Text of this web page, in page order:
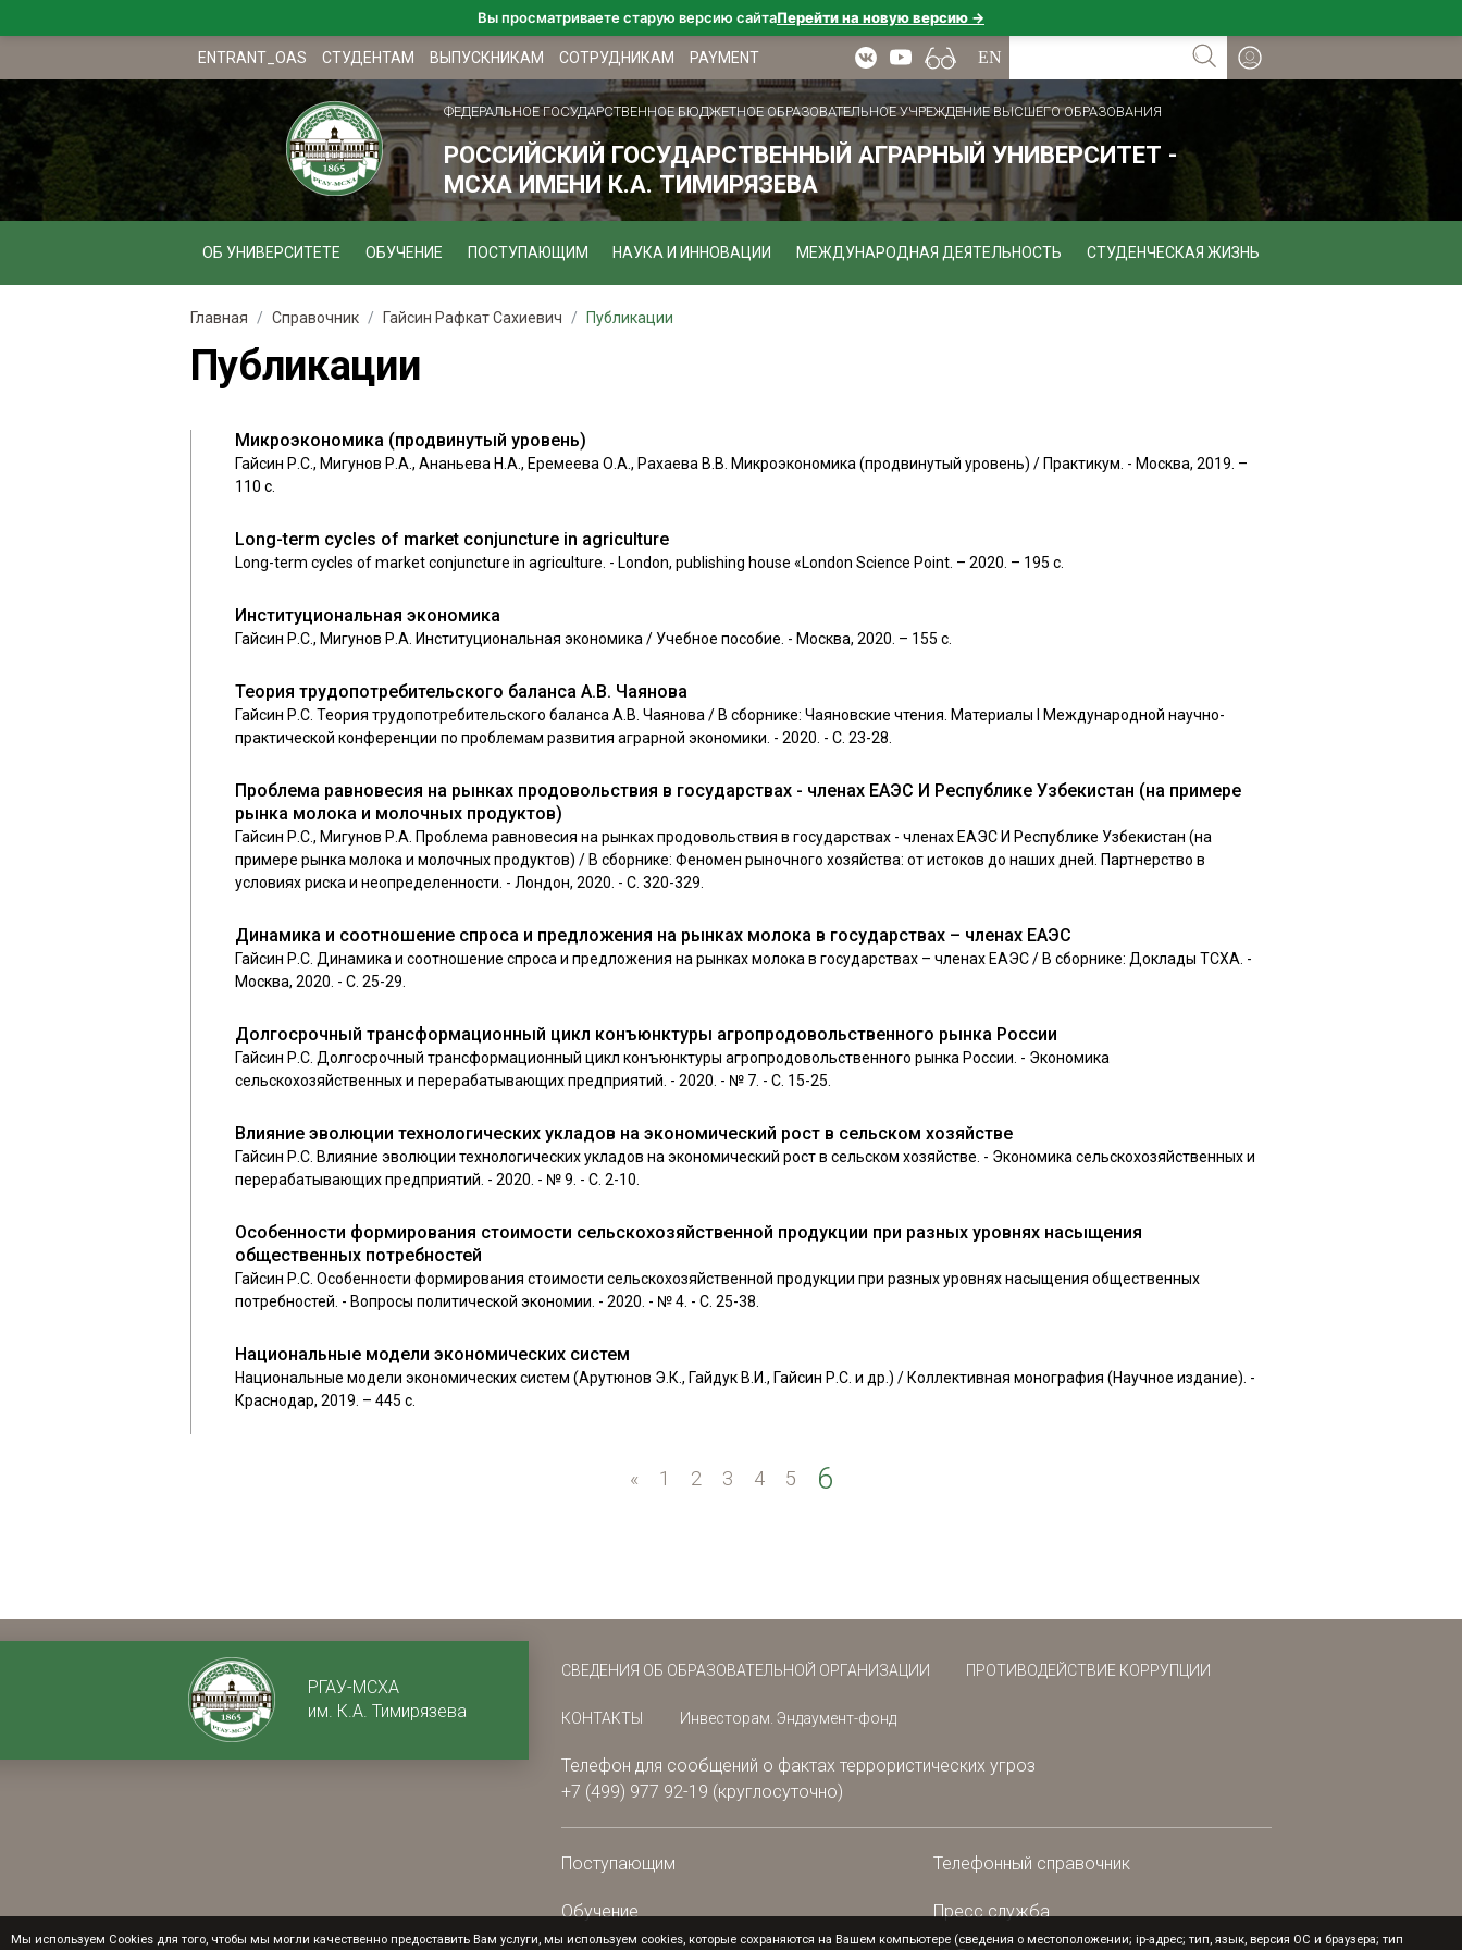
ENTRANT_OAS СТУДЕНТАМ ВЫПУСКНИКАМ СОТРУДНИКАМ PAYMENT
ФЕДЕРАЛЬНОЕ ГОСУДАРСТВЕННОЕ БЮДЖЕТНОЕ ОБРАЗОВАТЕЛЬНОЕ УЧРЕЖДЕНИЕ ВЫСШЕГО ОБРАЗОВАНИЯ
РОССИЙСКИЙ ГОСУДАРСТВЕННЫЙ АГРАРНЫЙ УНИВЕРСИТЕТ -
МСХА ИМЕНИ К.А. ТИМИРЯЗЕВА
ОБ УНИВЕРСИТЕТЕ ОБУЧЕНИЕ ПОСТУПАЮЩИМ НАУКА И ИННОВАЦИИ МЕЖДУНАРОДНАЯ ДЕЯТЕЛЬНОСТЬ СТУДЕНЧЕСКАЯ ЖИЗНЬ
Главная Справочник Гайсин Рафкат Сахиевич Публикации
Публикации
Микроэкономика (продвинутый уровень)
Гайсин Р.С., Мигунов Р.А., Ананьева Н.А., Еремеева О.А., Рахаева В.В. Микроэкономика (продвинутый уровень) / Практикум. - Москва, 2019. –
110 с.
Long-term cycles of market conjuncture in agriculture
Long-term cycles of market conjuncture in agriculture. - London, publishing house «London Science Point. – 2020. – 195 с.
Институциональная экономика
Гайсин Р.С., Мигунов Р.А. Институциональная экономика / Учебное пособие. - Москва, 2020. – 155 с.
Теория трудопотребительского баланса А.В. Чаянова
Гайсин Р.С. Теория трудопотребительского баланса А.В. Чаянова / В сборнике: Чаяновские чтения. Материалы I Международной научно-
практической конференции по проблемам развития аграрной экономики. - 2020. - С. 23-28.
Проблема равновесия на рынках продовольствия в государствах - членах ЕАЭС И Республике Узбекистан (на примере
рынка молока и молочных продуктов)
Гайсин Р.С., Мигунов Р.А. Проблема равновесия на рынках продовольствия в государствах - членах ЕАЭС И Республике Узбекистан (на
примере рынка молока и молочных продуктов) / В сборнике: Феномен рыночного хозяйства: от истоков до наших дней. Партнерство в
условиях риска и неопределенности. - Лондон, 2020. - С. 320-329.
Динамика и соотношение спроса и предложения на рынках молока в государствах – членах ЕАЭС
Гайсин Р.С. Динамика и соотношение спроса и предложения на рынках молока в государствах – членах ЕАЭС / В сборнике: Доклады ТСХА. -
Москва, 2020. - С. 25-29.
Долгосрочный трансформационный цикл конъюнктуры агропродовольственного рынка России
Гайсин Р.С. Долгосрочный трансформационный цикл конъюнктуры агропродовольственного рынка России. - Экономика
сельскохозяйственных и перерабатывающих предприятий. - 2020. - № 7. - С. 15-25.
Влияние эволюции технологических укладов на экономический рост в сельском хозяйстве
Гайсин Р.С. Влияние эволюции технологических укладов на экономический рост в сельском хозяйстве. - Экономика сельскохозяйственных и
перерабатывающих предприятий. - 2020. - № 9. - С. 2-10.
Особенности формирования стоимости сельскохозяйственной продукции при разных уровнях насыщения
общественных потребностей
Гайсин Р.С. Особенности формирования стоимости сельскохозяйственной продукции при разных уровнях насыщения общественных
потребностей. - Вопросы политической экономии. - 2020. - № 4. - С. 25-38.
Национальные модели экономических систем
Национальные модели экономических систем (Арутюнов Э.К., Гайдук В.И., Гайсин Р.С. и др.) / Коллективная монография (Научное издание). -
Краснодар, 2019. – 445 с.
« 1 2 3 4 5 6
РГАУ-МСХА
им. К.А. Тимирязева
СВЕДЕНИЯ ОБ ОБРАЗОВАТЕЛЬНОЙ ОРГАНИЗАЦИИ ПРОТИВОДЕЙСТВИЕ КОРРУПЦИИ
КОНТАКТЫ Инвесторам. Эндаумент-фонд
Телефон для сообщений о фактах террористических угроз
+7 (499) 977 92-19 (круглосуточно)
Поступающим
Обучение
Телефонный справочник
Пресс служба
Мы используем Cookies для того, чтобы мы могли качественно предоставить Вам услуги, мы используем cookies, которые сохраняются на Вашем компьютере (сведения о местоположении; ip-адрес; тип, язык, версия ОС и браузера; тип
Вы просматриваете старую версию сайтаПерейти на новую версию →